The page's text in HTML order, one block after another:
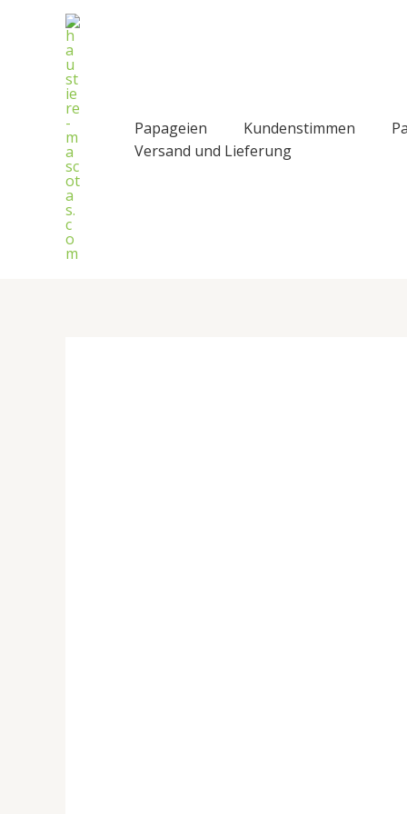
Papageien Kundenstimmen
Versand und Lieferung